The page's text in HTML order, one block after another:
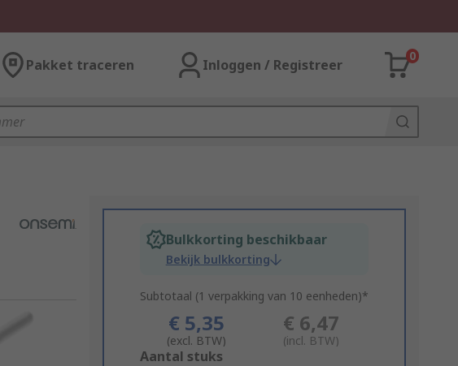
Pakket traceren Inloggen / Registreer
0
Bulkkorting beschikbaar
Bekijk bulkkorting
Subtotaal (1 verpakking van 10 eenheden)*
€ 5,35
(excl. BTW)
€ 6,47
(incl. BTW)
Add
Aantal stuks